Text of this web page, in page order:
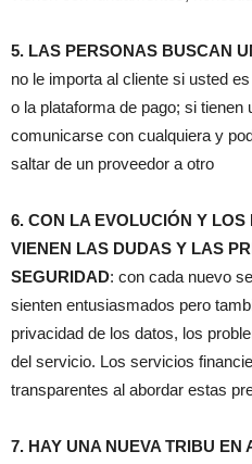
5. LAS PERSONAS BUSCAN
no le importa al cliente si usted
o la plataforma de pago; si tienen
comunicarse con cualquiera y
saltar de un proveedor a otro
6. CON LA EVOLUCIÓN Y LOS
VIENEN LAS DUDAS Y LAS
SEGURIDAD: con cada nuevo
sienten entusiasmados pero
privacidad de los datos, los
del servicio. Los servicios
transparentes al abordar estas
7. HAY UNA NUEVA TRIBU EN